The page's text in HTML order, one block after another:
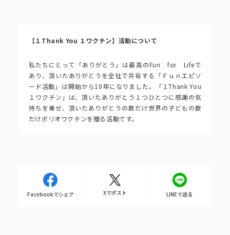
【１Thank You １ワクチン】活動について
私たちにとって「ありがとう」は最高のFun for Lifeで
あり、頂いたありがとうを全社で共有する「Ｆｕｎエピソ
ード活動」は開始から10年になりました。「１Thank You
１ワクチン」は、頂いたありがとう１つひとつに感謝の気
持ちを乗せ、頂いたありがとうの数だけ世界の子どもの数
だけポリオワクチンを贈る活動です。
Facebookでシェア Xでポスト LINEで送る